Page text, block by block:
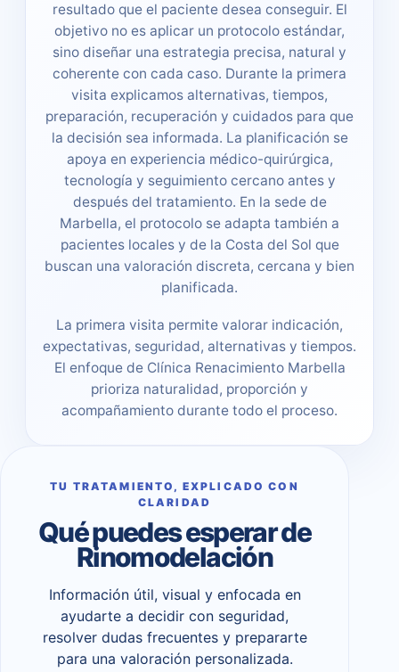
resultado que el paciente desea conseguir. El
objetivo no es aplicar un protocolo estándar,
sino diseñar una estrategia precisa, natural y
coherente con cada caso. Durante la primera
visita explicamos alternativas, tiempos,
preparación, recuperación y cuidados para que
la decisión sea informada. La planificación se
apoya en experiencia médico-quirúrgica,
tecnología y seguimiento cercano antes y
después del tratamiento. En la sede de
Marbella, el protocolo se adapta también a
pacientes locales y de la Costa del Sol que
buscan una valoración discreta, cercana y bien
planificada.
La primera visita permite valorar indicación,
expectativas, seguridad, alternativas y tiempos.
El enfoque de Clínica Renacimiento Marbella
prioriza naturalidad, proporción y
acompañamiento durante todo el proceso.
TU TRATAMIENTO, EXPLICADO CON
CLARIDAD
Qué puedes esperar de
Rinomodelación
Información útil, visual y enfocada en
ayudarte a decidir con seguridad,
resolver dudas frecuentes y prepararte
para una valoración personalizada.